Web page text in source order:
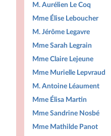
M. Aurélien Le Coq
Mme Élise Leboucher
M. Jérôme Legavre
Mme Sarah Legrain
Mme Claire Lejeune
Mme Murielle Lepvraud
M. Antoine Léaument
Mme Élisa Martin
Mme Sandrine Nosbé
Mme Mathilde Panot